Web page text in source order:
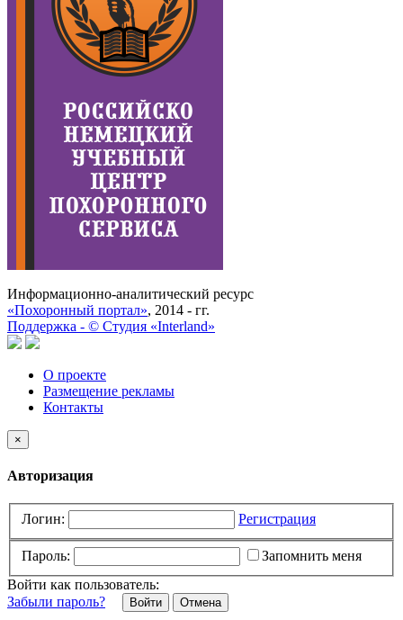
Информационно-аналитический ресурс
«Похоронный портал», 2014 - гг.
Поддержка - © Cтудия «Interland»
О проекте
Размещение рекламы
Контакты
×
Авторизация
Логин: Регистрация
Пароль:
Запомнить меня
Войти как пользователь:
Забыли пароль?
Отмена